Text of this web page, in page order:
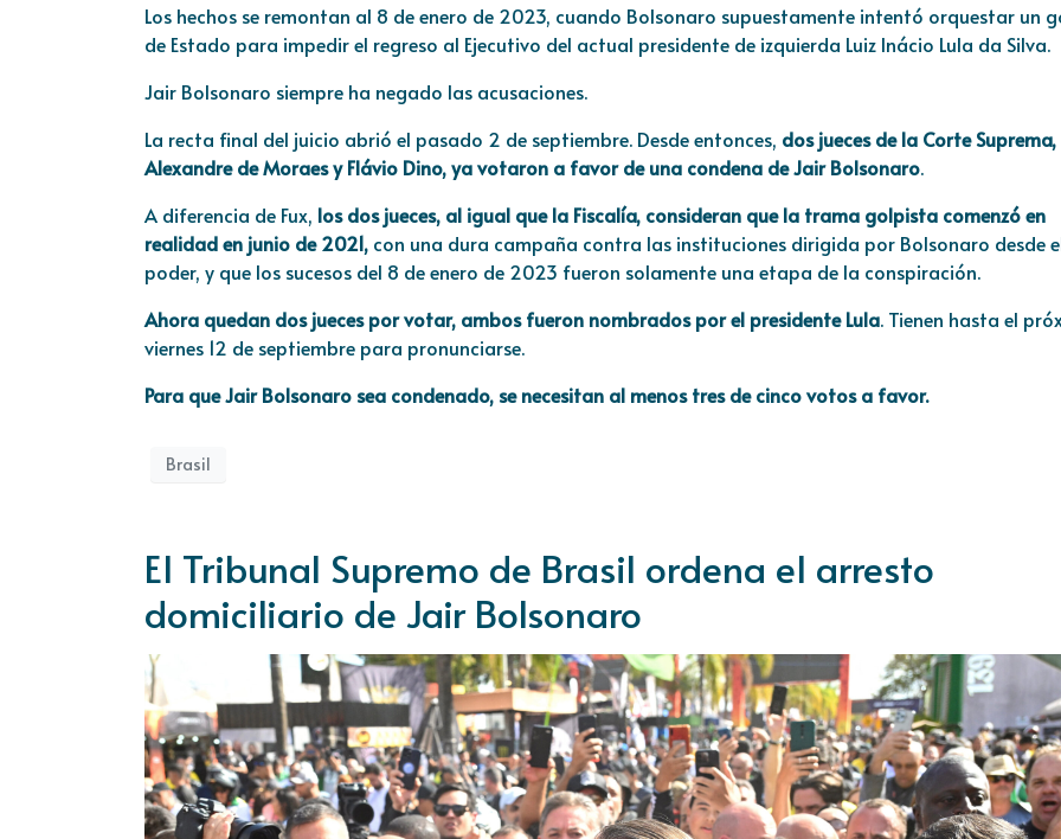
Los hechos se remontan al 8 de enero de 2023, cuando Bolsonaro supuestamente intentó orquestar un
de Estado para impedir el regreso al Ejecutivo del actual presidente de izquierda Luiz Inácio Lula da Silva.
Jair Bolsonaro siempre ha negado las acusaciones.
La recta final del juicio abrió el pasado 2 de septiembre. Desde entonces, dos jueces de la Corte Suprema,
Alexandre de Moraes y Flávio Dino, ya votaron a favor de una condena de Jair Bolsonaro.
A diferencia de Fux, los dos jueces, al igual que la Fiscalía, consideran que la trama golpista comenzó en
realidad en junio de 2021, con una dura campaña contra las instituciones dirigida por Bolsonaro desde
poder, y que los sucesos del 8 de enero de 2023 fueron solamente una etapa de la conspiración.
Ahora quedan dos jueces por votar, ambos fueron nombrados por el presidente Lula. Tienen hasta el
viernes 12 de septiembre para pronunciarse.
Para que Jair Bolsonaro sea condenado, se necesitan al menos tres de cinco votos a favor.
Brasil
El Tribunal Supremo de Brasil ordena el arresto
domiciliario de Jair Bolsonaro